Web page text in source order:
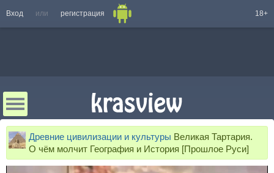
Вход или регистрация 18+
Древние цивилизации и культуры Великая Тартария.
О чём молчит География и История [Прошлое Руси]